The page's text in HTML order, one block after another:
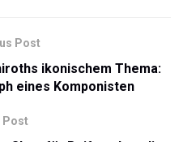
Post
ikonischem Thema:
eines Komponisten
Post